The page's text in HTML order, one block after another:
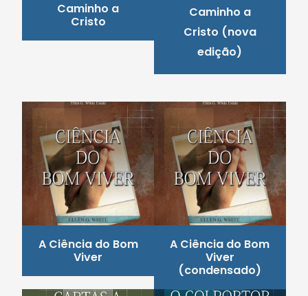
Caminho a
Cristo
Caminho a
Cristo (nova
edição)
A Ciência do Bom
Viver
A Ciência do Bom
Viver
(condensado)